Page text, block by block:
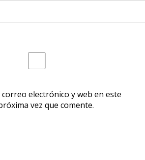
electrónico y web en este
vez que comente.